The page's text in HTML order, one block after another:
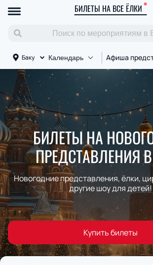
БИЛЕТЫ НА ВСЕ ЁЛКИ
Баку Календарь Афиша
БИЛЕТЫ НА
ПРЕДСТАВЛЕНИЯ
Новогодние представления, ёлки,
другие шоу для детей!
Купить билеты